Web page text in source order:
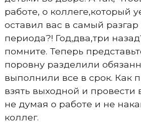
работе, о коллеге,который
оставил вас в самый разгар
периода?! Год,два,три
помните. Теперь
поровну разделили
выполнили все в срок. Как
взять выходной и провести
не думая о работе и не
коллег.